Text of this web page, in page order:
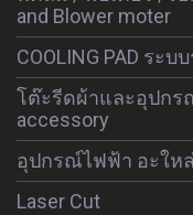
and Blower moter
COOLING PAD ระ
โต๊ะรีดผ้าและอุปกร
accessory
อุปกรณ์ไฟฟ้า อะใหล่
Laser Cut